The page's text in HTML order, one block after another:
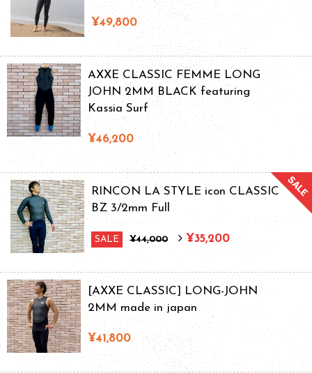
¥49,800
AXXE CLASSIC FEMME LONG
JOHN 2MM BLACK featuring
Kassia Surf
¥46,200
RINCON LA STYLE icon CLASSIC
BZ 3/2mm Full
SALE ¥44,000 ¥35,200
[AXXE CLASSIC] LONG-JOHN
2MM made in japan
¥41,800